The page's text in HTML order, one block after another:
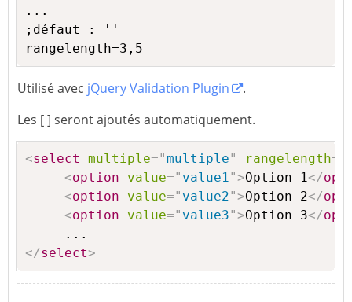
...
;défaut : ''
rangelength=3,5
Utilisé avec jQuery Validation Plugin
.
Les [ ] seront ajoutés automatiquement.
<select multiple="multiple" rangelength=
<option value=" value1">Option 1</
<option value=" value2">Option 2</
<option value=" value3">Option 3</
</select>